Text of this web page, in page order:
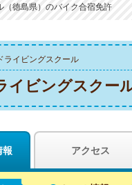
（徳島県）のバイク合宿免許
ライビングスクール
イビングスクー
報 アクセス